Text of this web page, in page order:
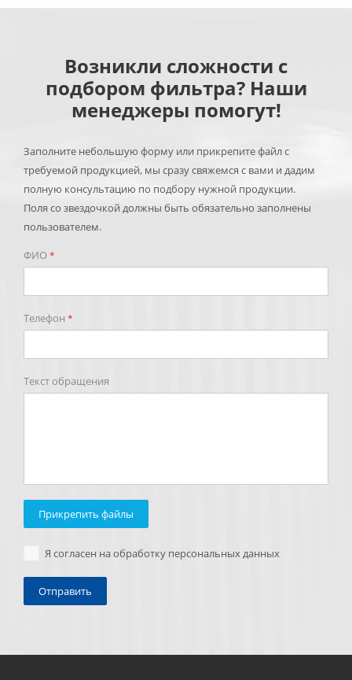
Возникли сложности с
подбором фильтра? Наши
менеджеры помогут!
Заполните небольшую форму или прикрепите файл с
требуемой продукцией, мы сразу свяжемся с вами и дадим
полную консультацию по подбору нужной продукции.
Поля со звездочкой должны быть обязательно заполнены
пользователем.
ФИО*
Телефон *
Текст обращения
Прикрепить файлы
Я согласен на обработку персональных данных